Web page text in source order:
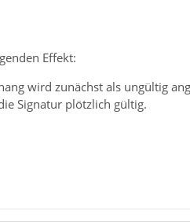
Effekt:
wird zunächst als ungültig
Signatur plötzlich gültig.